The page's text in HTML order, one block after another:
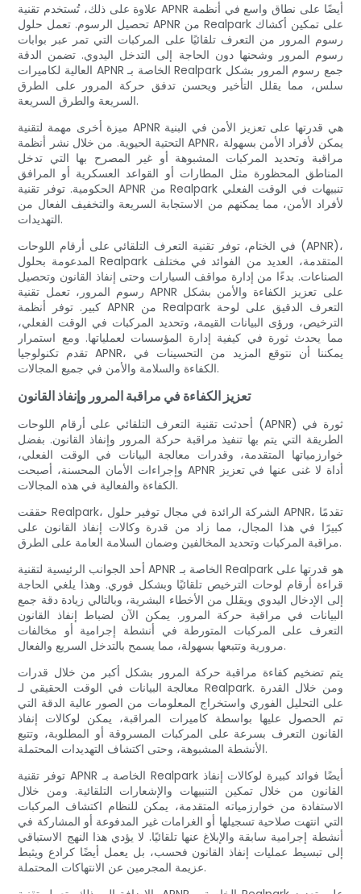
علاوة على ذلك، تُستخدم تقنية APNR أيضًا على نطاق واسع في أنظمة
تحصيل الرسوم. تعمل حلول APNR من Realpark على تمكين أكشاك
رسوم المرور من التعرف تلقائيًا على المركبات التي تمر عبر بوابات
رسوم المرور وشحنها دون الحاجة إلى التدخل اليدوي. تضمن الدقة
العالية لكاميرات APNR الخاصة بـ Realpark جمع رسوم المرور بشكل
سلس، مما يقلل التأخير ويحسن تدفق حركة المرور على الطرق
السريعة والطرق السريعة.
ميزة أخرى مهمة لتقنية APNR هي قدرتها على تعزيز الأمن في البنية
التحتية الحيوية. من خلال نشر أنظمة APNR، يمكن لأفراد الأمن بسهولة
مراقبة وتحديد المركبات المشبوهة أو غير المصرح بها التي تدخل
المناطق المحظورة مثل المطارات أو القواعد العسكرية أو المرافق
الحكومية. توفر تقنية APNR من Realpark تنبيهات في الوقت الفعلي
لأفراد الأمن، مما يمكنهم من الاستجابة السريعة والتخفيف الفعال من
التهديدات.
في الختام، توفر تقنية التعرف التلقائي على أرقام اللوحات (APNR)،
المدعومة بحلول Realpark المتقدمة، العديد من الفوائد في مختلف
الصناعات. بدءًا من إدارة مواقف السيارات وحتى إنفاذ القانون وتحصيل
رسوم المرور، تعمل تقنية APNR على تعزيز الكفاءة والأمن بشكل
كبير. توفر أنظمة APNR من Realpark التعرف الدقيق على لوحة
الترخيص، ورؤى البيانات القيمة، وتحديد المركبات في الوقت الفعلي،
مما يحدث ثورة في كيفية إدارة المؤسسات لعملياتها. ومع استمرار
تقدم تكنولوجيا APNR، يمكننا أن نتوقع المزيد من التحسينات في
الكفاءة والسلامة والأمن في جميع المجالات.
تعزيز الكفاءة في مراقبة المرور وإنفاذ القانون
أحدثت تقنية التعرف التلقائي على أرقام اللوحات (APNR) ثورة في
الطريقة التي يتم بها تنفيذ مراقبة حركة المرور وإنفاذ القانون. بفضل
خوارزمياتها المتقدمة، وقدرات معالجة البيانات في الوقت الفعلي،
وإجراءات الأمان المحسنة، أصبحت APNR أداة لا غنى عنها في تعزيز
الكفاءة والفعالية في هذه المجالات.
حققت Realpark، الشركة الرائدة في مجال توفير حلول APNR، تقدمًا
كبيرًا في هذا المجال، مما زاد من قدرة وكالات إنفاذ القانون على
مراقبة المركبات وتحديد المخالفين وضمان السلامة العامة على الطرق.
أحد الجوانب الرئيسية لتقنية APNR الخاصة بـ Realpark هو قدرتها على
قراءة أرقام لوحات الترخيص تلقائيًا وبشكل فوري. وهذا يلغي الحاجة
إلى الإدخال اليدوي ويقلل من الأخطاء البشرية، وبالتالي زيادة دقة جمع
البيانات في مراقبة حركة المرور. يمكن الآن لضباط إنفاذ القانون
التعرف على المركبات المتورطة في أنشطة إجرامية أو مخالفات
مرورية وتتبعها بسهولة، مما يسمح بالتدخل السريع والفعال.
يتم تضخيم كفاءة مراقبة حركة المرور بشكل أكبر من خلال قدرات
معالجة البيانات في الوقت الحقيقي لـ Realpark. ومن خلال القدرة
على التحليل الفوري واستخراج المعلومات من الصور عالية الدقة التي
تم الحصول عليها بواسطة كاميرات المراقبة، يمكن لوكالات إنفاذ
القانون التعرف بسرعة على المركبات المسروقة أو المطلوبة، وتتبع
الأنشطة المشبوهة، وحتى اكتشاف التهديدات المحتملة.
توفر تقنية APNR الخاصة بـ Realpark أيضًا فوائد كبيرة لوكالات إنفاذ
القانون من خلال تمكين التنبيهات والإشعارات التلقائية. ومن خلال
الاستفادة من خوارزمياته المتقدمة، يمكن للنظام اكتشاف المركبات
التي انتهت صلاحية تسجيلها أو الغرامات غير المدفوعة أو المشاركة في
أنشطة إجرامية سابقة والإبلاغ عنها تلقائيًا. لا يؤدي هذا النهج الاستباقي
إلى تبسيط عمليات إنفاذ القانون فحسب، بل يعمل أيضًا كرادع ويثبط
عزيمة المجرمين عن الانتهاكات المحتملة.